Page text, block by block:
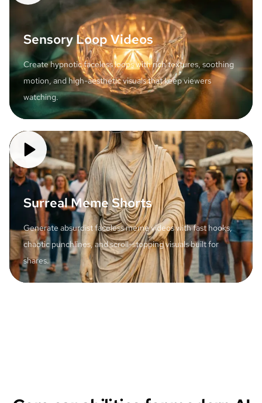
Sensory Loop Videos
Create hypnotic faceless loops with rich textures, soothing
motion, and high-aesthetic visuals that keep viewers
watching.
Surreal Meme Shorts
Generate absurdist faceless meme videos with fast hooks,
chaotic punchlines, and scroll-stopping visuals built for
shares.